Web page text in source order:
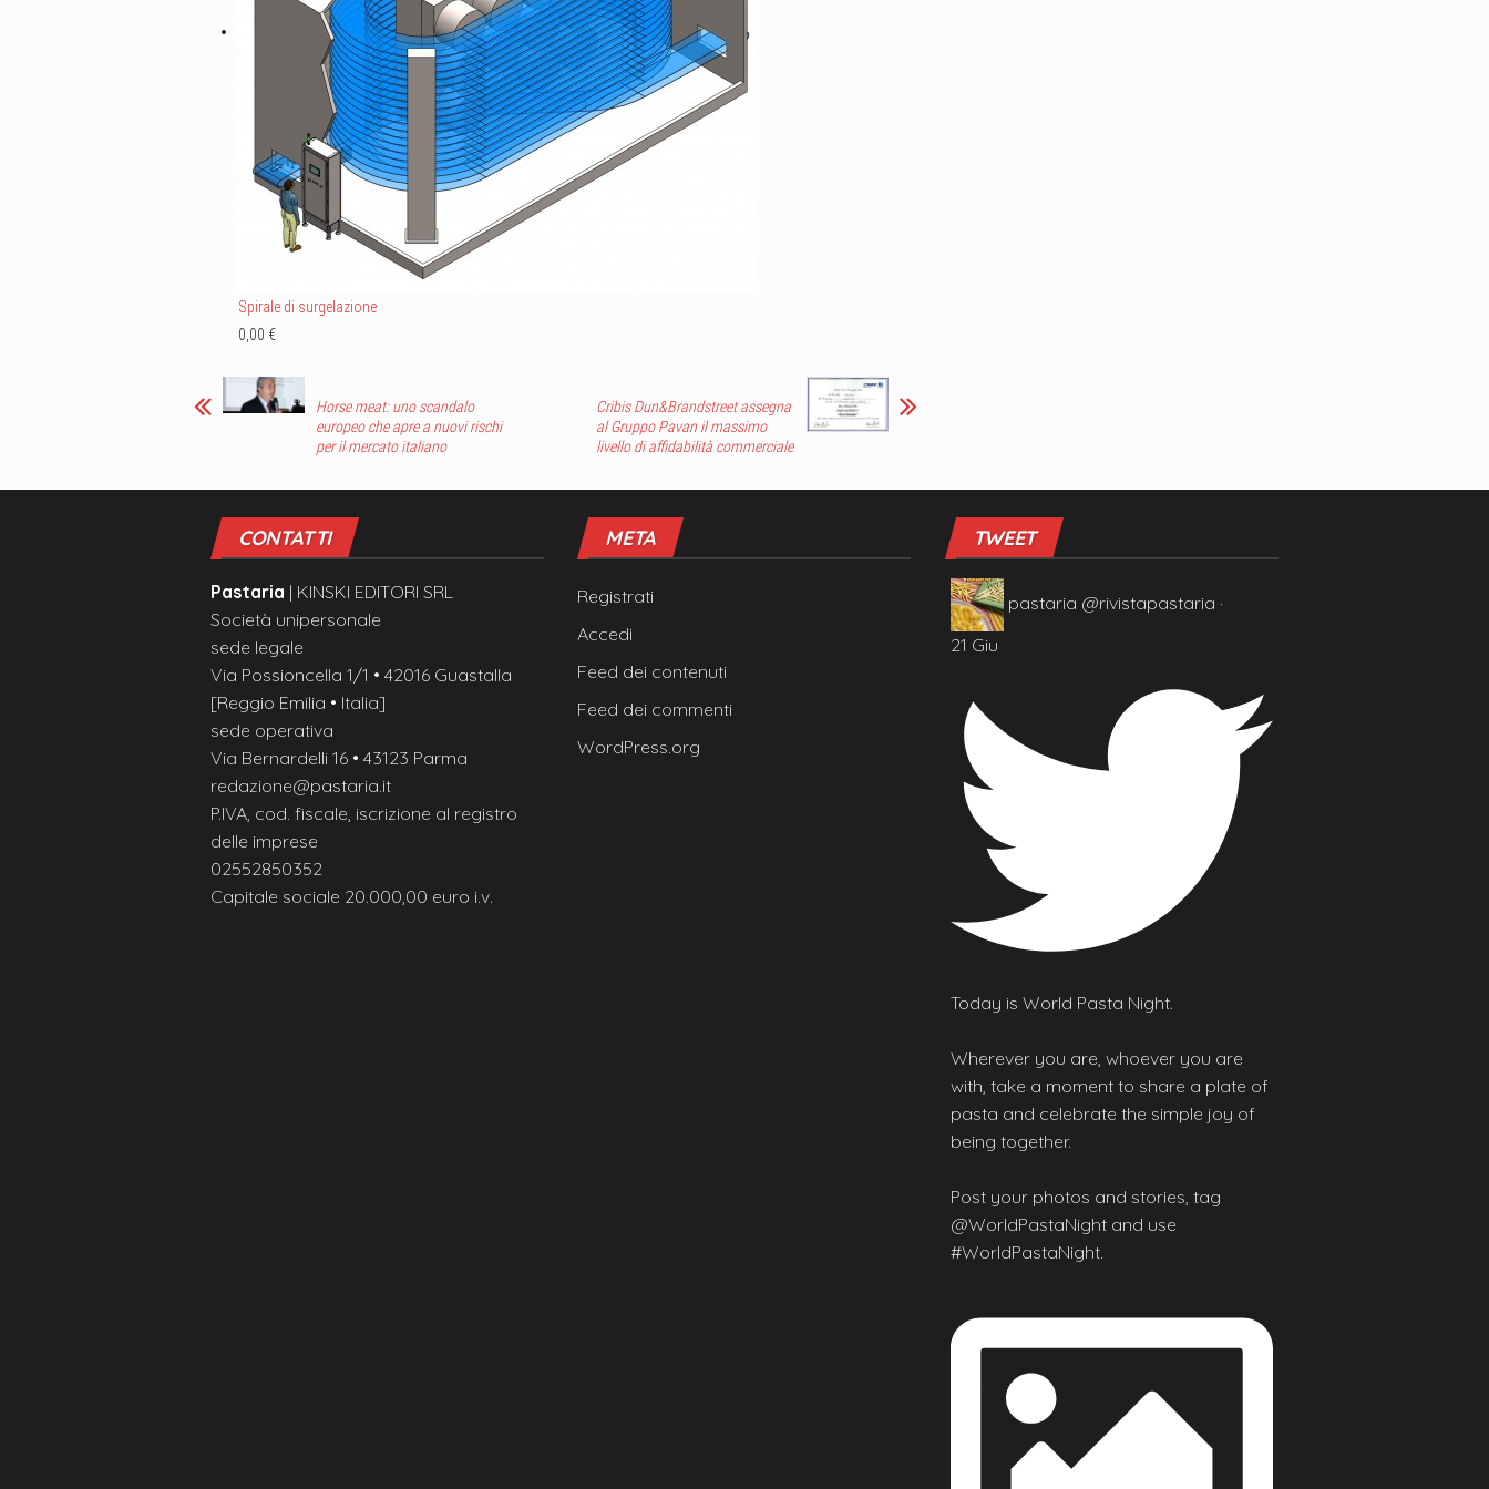
Spirale di surgelazione
0,00 €
Horse meat: uno scandalo
europeo che apre a nuovi rischi
per il mercato italiano
Cribis Dun&Brandstreet assegna
al Gruppo Pavan il massimo
livello di affidabilità commerciale
CONTATTI
Pastaria | KINSKI EDITORI SRL
Società unipersonale
sede legale
Via Possioncella 1/1 • 42016 Guastalla
[Reggio Emilia • Italia]
sede operativa
Via Bernardelli 16 • 43123 Parma
redazione@pastaria.it
P.IVA, cod. fiscale, iscrizione al registro
delle imprese
02552850352
Capitale sociale 20.000,00 euro i.v.
META
Registrati
Accedi
Feed dei contenuti
Feed dei commenti
WordPress.org
TWEET
pastaria @rivistapastaria ·
21 Giu
Today is World Pasta Night.
Wherever you are, whoever you are
with, take a moment to share a plate of
pasta and celebrate the simple joy of
being together.
Post your photos and stories, tag
@WorldPastaNight and use
#WorldPastaNight.